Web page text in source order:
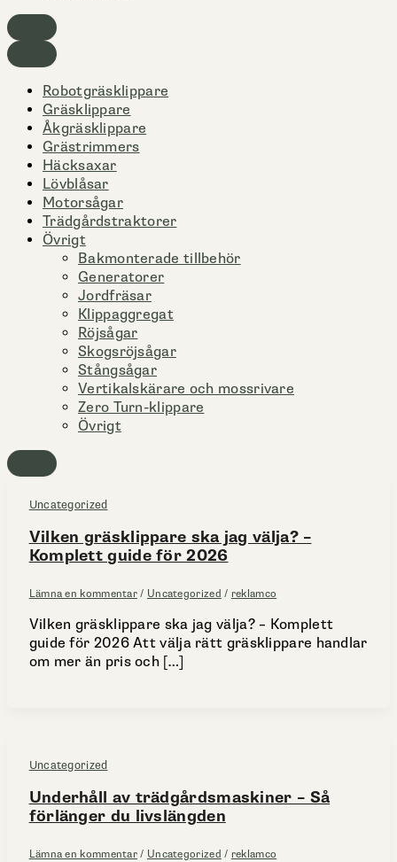
Robotgräsklippare
Gräsklippare
Åkgräsklippare
Grästrimmers
Häcksaxar
Lövblåsar
Motorsågar
Trädgårdstraktorer
Övrigt
Bakmonterade tillbehör
Generatorer
Jordfräsar
Klippaggregat
Röjsågar
Skogsröjsågar
Stångsågar
Vertikalskärare och mossrivare
Zero Turn-klippare
Övrigt
Uncategorized
Vilken gräsklippare ska jag välja? –
Komplett guide för 2026
Lämna en kommentar / Uncategorized / reklamco
Vilken gräsklippare ska jag välja? – Komplett
guide för 2026 Att välja rätt gräsklippare handlar
om mer än pris och […]
Uncategorized
Underhåll av trädgårdsmaskiner – Så
förlänger du livslängden
Lämna en kommentar / Uncategorized / reklamco